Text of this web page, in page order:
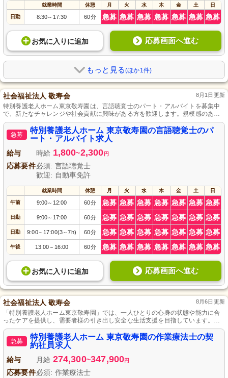
就業時間 休憩 月 火 水 木 金 土 日
日勤 8:30～ 17:30 60分 急募 急募 急募 急募 急募 急募 急募
お気に入り に追加 応募画面へ進む
もっと見る(ほか1件)
社会福祉法人 敬寿会 8月1日更新
特別養護老人ホーム東京敬寿園は、言語聴覚士のパート・アルバイトを募集中
で、新たなチャレンジや社会貢献に興味がある方を歓迎します。規模感のある
リハビリ業務全般もお任せし、実務経験の有無は問わず、資格を活かして応募
可能です。尚、勤務日数や曜日は相談可能で残業もほぼ無く、家庭との両立も
可能です。
急募
特別養護老人ホーム 東京敬寿園の言語聴覚士のパ
ート・アルバイト求人
給与 時給 1,800~2,300 円
応募要件必須: 言語聴覚士
歓迎: 自動車免許
就業時間 休憩 月 火 水 木 金 土 日
午前 9:00～ 12:00 60分 急募 急募 急募 急募 急募 急募 急募
日勤 9:00～ 17:00 60分 急募 急募 急募 急募 急募 急募 急募
日勤 9:00～ 17:00(3～ 7h) 60分 急募 急募 急募 急募 急募 急募 急募
午後 13:00～ 16:00 60分 急募 急募 急募 急募 急募 急募 急募
お気に入り に追加 応募画面へ進む
社会福祉法人 敬寿会 8月6日更新
「特別養護老人ホーム東京敬寿園」では、一人ひとりの心身の状態や能力に合
ったケアを提供し、需要者様の引き出し安全な生活支援を目指しています。研
修制度とキャリアパスがあり、成長を支え、作業療法士の資格者がリハビリ業
務全般を担当します。未経験者も安心して働け、有給休暇取得しやすく、プラ
イベートとの両立が可能です。
急募
特別養護老人ホーム 東京敬寿園の作業療法士の契
約社員求人
給与 月給 274,300~347,900円
応募要件必須: 作業療法士